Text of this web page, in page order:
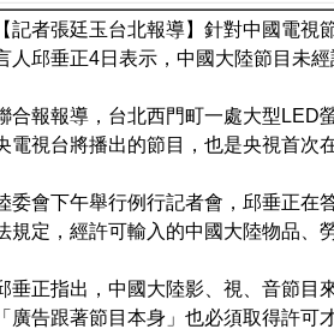
【記者張廷玉台北報導】針對中國電
人邱垂正4日表示，中國大陸節目未
合報報導，台北西門町一處大型LED
電視台將播出的節目，也是央視首次
委會下午舉行例行記者會，邱垂正在
規定，經許可輸入的中國大陸物品、
垂正指出，中國大陸影、視、音節目
「廣告跟著節目本身」也必須取得許